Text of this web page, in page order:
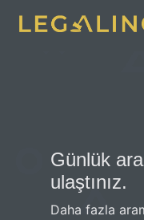
Günlük
ulaştınız.
Daha fazla